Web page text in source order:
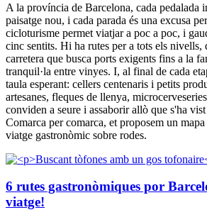
A la província de Barcelona, cada pedalada
paisatge nou, i cada parada és una excusa
cicloturisme permet viatjar a poc a poc, i
cinc sentits. Hi ha rutes per a tots els nivells,
carretera que busca ports exigents fins a la
tranquil·la entre vinyes. I, al final de cada
taula esperant: cellers centenaris i petits
artesanes, fleques de llenya,
conviden a seure i assaborir allò que s'ha
Comarca per comarca, et proposem un
viatge gastronòmic sobre rodes.
6 rutes gastronòmiques por
viatge!